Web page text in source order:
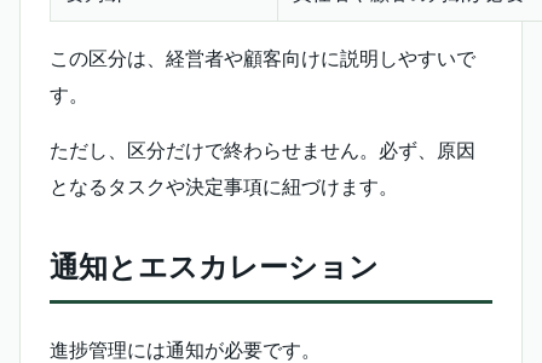
この区分は、経営者や顧客向けに説明しやすいで
す。
ただし、区分だけで終わらせません。必ず、原因
となるタスクや決定事項に紐づけます。
通知とエスカレーション
進捗管理には通知が必要です。